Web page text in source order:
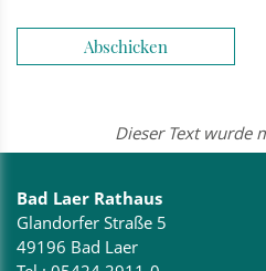
Abschicken
Dieser Text wurde
Bad Laer Rathaus
Glandorfer Straße 5
49196 Bad Laer